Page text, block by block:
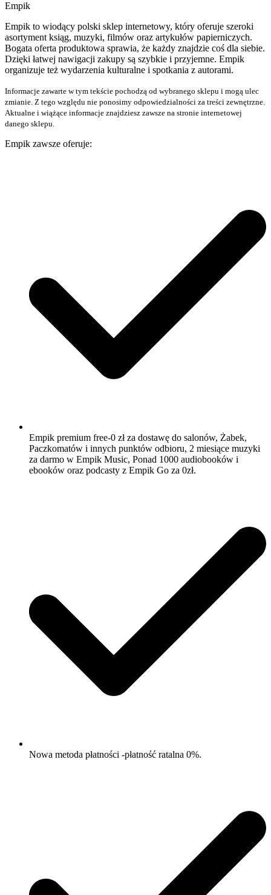
Empik
Empik to wiodący polski sklep internetowy, który oferuje szeroki
asortyment ksiąg, muzyki, filmów oraz artykułów papierniczych.
Bogata oferta produktowa sprawia, że każdy znajdzie coś dla siebie.
Dzięki łatwej nawigacji zakupy są szybkie i przyjemne. Empik
organizuje też wydarzenia kulturalne i spotkania z autorami.
Informacje zawarte w tym tekście pochodzą od wybranego sklepu i mogą ulec
zmianie. Z tego względu nie ponosimy odpowiedzialności za treści zewnętrzne.
Aktualne i wiążące informacje znajdziesz zawsze na stronie internetowej
danego sklepu.
Empik zawsze oferuje:
Empik premium free-0 zł za dostawę do salonów, Żabek,
Paczkomatów i innych punktów odbioru, 2 miesiące muzyki
za darmo w Empik Music, Ponad 1000 audiobooków i
ebooków oraz podcasty z Empik Go za 0zł.
Nowa metoda płatności -płatność ratalna 0%.